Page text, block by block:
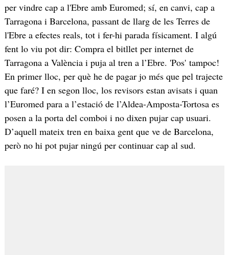
per vindre cap a l'Ebre amb Euromed; sí, en canvi, cap a
Tarragona i Barcelona, passant de llarg de les Terres de
l'Ebre a efectes reals, tot i fer-hi parada físicament. I algú
fent lo viu pot dir: Compra el bitllet per internet de
Tarragona a València i puja al tren a l’Ebre. 'Pos' tampoc!
En primer lloc, per què he de pagar jo més que pel trajecte
que faré? I en segon lloc, los revisors estan avisats i quan
l’Euromed para a l’estació de l’Aldea-Amposta-Tortosa es
posen a la porta del comboi i no dixen pujar cap usuari.
D’aquell mateix tren en baixa gent que ve de Barcelona,
però no hi pot pujar ningú per continuar cap al sud.